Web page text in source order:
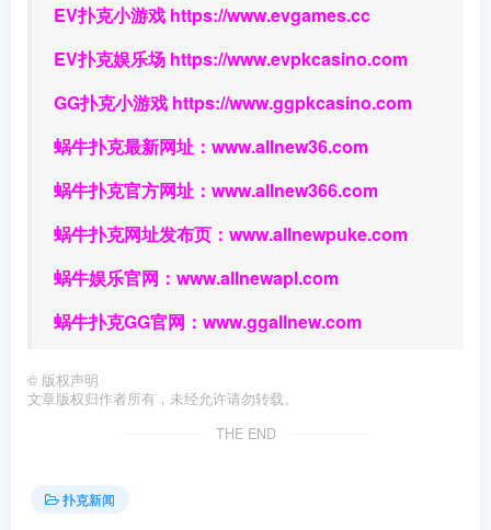
EV扑克小游戏 https://www.evgames.cc
EV扑克娱乐场 https://www.evpkcasino.com
GG扑克小游戏 https://www.ggpkcasino.com
蜗牛扑克最新网址： www.allnew36.com
蜗牛扑克官方网址： www.allnew366.com
蜗牛扑克网址发布页： www.allnewpuke.com
蜗牛娱乐官网： www.allnewapl.com
蜗牛扑克GG官网： www.ggallnew.com
© 版权声明
文章版权归作者所有，未经允许请勿转载。
THE END
扑克新闻